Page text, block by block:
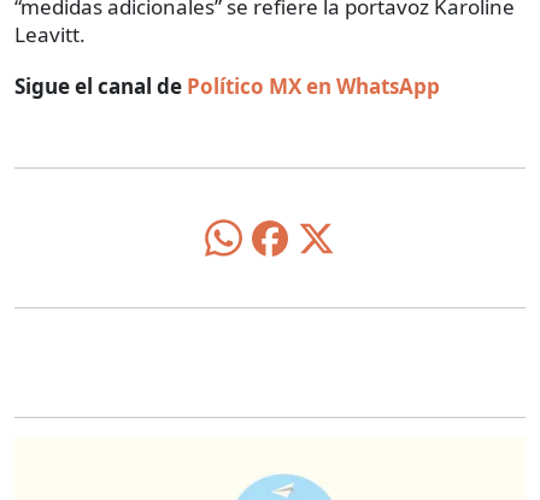
“medidas adicionales” se refiere la portavoz Karoline
Leavitt.
Sigue el canal de Político MX en WhatsApp